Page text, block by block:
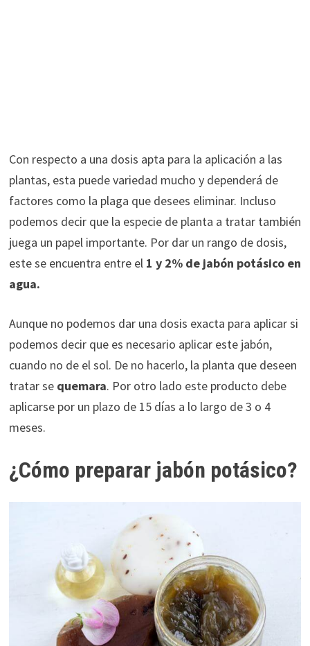
Con respecto a una dosis apta para la aplicación a las
plantas, esta puede variedad mucho y dependerá de
factores como la plaga que desees eliminar. Incluso
podemos decir que la especie de planta a tratar también
juega un papel importante. Por dar un rango de dosis,
este se encuentra entre el 1 y 2% de jabón potásico en
agua.
Aunque no podemos dar una dosis exacta para aplicar si
podemos decir que es necesario aplicar este jabón,
cuando no de el sol. De no hacerlo, la planta que deseen
tratar se quemara. Por otro lado este producto debe
aplicarse por un plazo de 15 días a lo largo de 3 o 4
meses.
¿Cómo preparar jabón potásico?